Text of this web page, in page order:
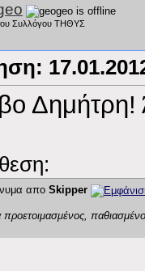
Συλλόγου ΤΗΘΥΣ
Δημήτρη!
απο Skipper